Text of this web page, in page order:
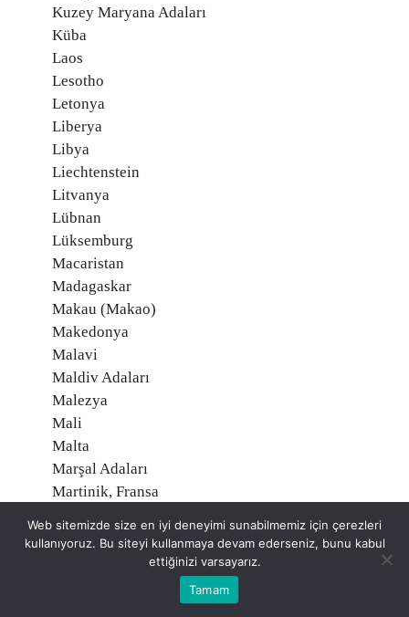
Kuzey Maryana Adaları
Küba
Laos
Lesotho
Letonya
Liberya
Libya
Liechtenstein
Litvanya
Lübnan
Lüksemburg
Macaristan
Madagaskar
Makau (Makao)
Makedonya
Malavi
Maldiv Adaları
Malezya
Mali
Malta
Marşal Adaları
Martinik, Fransa
Mayotte, Fransa
Midway Adaları, Amerika
Web sitemizde size en iyi deneyimi sunabilmemiz için çerezleri
kullanıyoruz. Bu siteyi kullanmaya devam ederseniz, bunu kabul
ettiğinizi varsayarız.
Tamam